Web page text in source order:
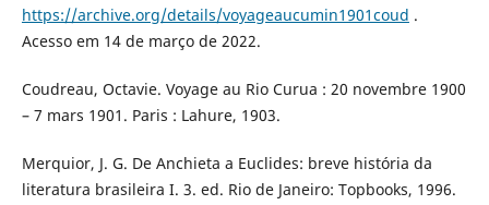
https://archive.org/details/voyageaucumin1901coud .
Acesso em 14 de março de 2022.
Coudreau, Octavie. Voyage au Rio Curua : 20 novembre 1900
– 7 mars 1901. Paris : Lahure, 1903.
Merquior, J. G. De Anchieta a Euclides: breve história da
literatura brasileira I. 3. ed. Rio de Janeiro: Topbooks, 1996.